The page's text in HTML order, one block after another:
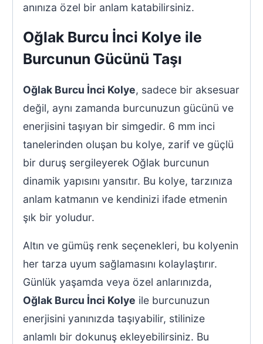
anınıza özel bir anlam katabilirsiniz.
Oğlak Burcu İnci Kolye ile
Burcunun Gücünü Taşı
Oğlak Burcu İnci Kolye, sadece bir aksesuar
değil, aynı zamanda burcunuzun gücünü ve
enerjisini taşıyan bir simgedir. 6 mm inci
tanelerinden oluşan bu kolye, zarif ve güçlü
bir duruş sergileyerek Oğlak burcunun
dinamik yapısını yansıtır. Bu kolye, tarzınıza
anlam katmanın ve kendinizi ifade etmenin
şık bir yoludur.
Altın ve gümüş renk seçenekleri, bu kolyenin
her tarza uyum sağlamasını kolaylaştırır.
Günlük yaşamda veya özel anlarınızda,
Oğlak Burcu İnci Kolye ile burcunuzun
enerjisini yanınızda taşıyabilir, stilinize
anlamlı bir dokunuş ekleyebilirsiniz. Bu